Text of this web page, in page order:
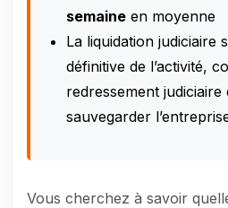
semaine en moyenne
La liquidation judiciaire
définitive de l’activité,
redressement judiciaire
sauvegarder
Vous cherchez à savoir